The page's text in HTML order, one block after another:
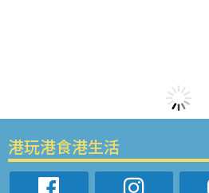
港玩港食港生活